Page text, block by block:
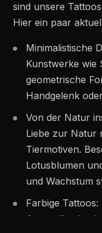
sind unsere
Hier ein paar
Minimalistische
Kunstwerke wie
geometrische
Handgelenk
Von der Natur
Liebe zur Natur
Tiermotiven.
Lotusblumen
und Wachstum
Farbige
Aquarellmalerei